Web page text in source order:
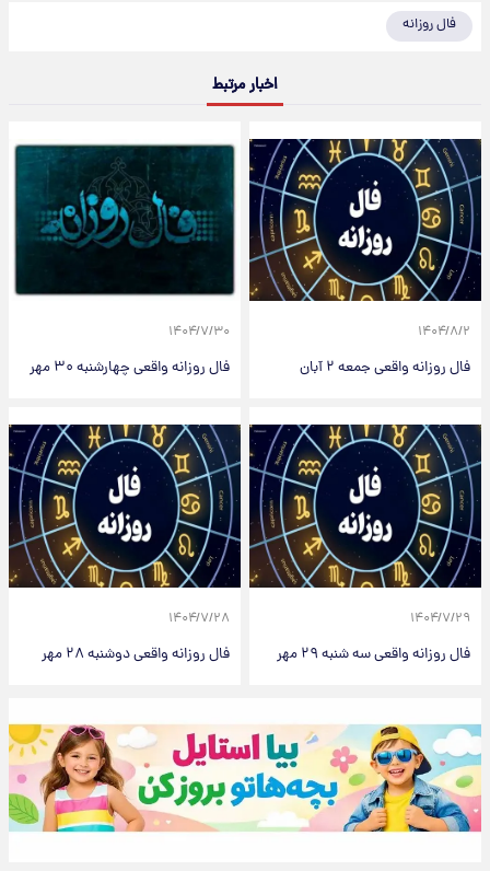
فال روزانه
اخبار مرتبط
۱۴۰۴/۸/۲
فال روزانه واقعی جمعه ۲ آبان
۱۴۰۴/۷/۳۰
فال روزانه واقعی چهارشنبه ۳۰ مهر
۱۴۰۴/۷/۲۹
فال روزانه واقعی سه شنبه ۲۹ مهر
۱۴۰۴/۷/۲۸
فال روزانه واقعی دوشنبه ۲۸ مهر